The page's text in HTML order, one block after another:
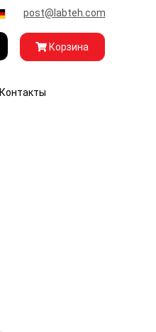
post@labteh.com
Корзина
Контакты